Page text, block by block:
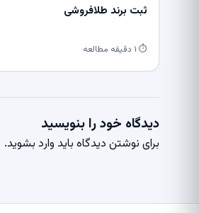
ثبت برند طلافروشی
⏱ ۱ دقیقه مطالعه
دیدگاه خود را بنویسید
برای نوشتن دیدگاه باید وارد بشوید.